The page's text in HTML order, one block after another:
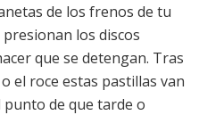
de los frenos de tu
los discos
que se detengan. Tras
el roce estas pastillas van
de que tarde o